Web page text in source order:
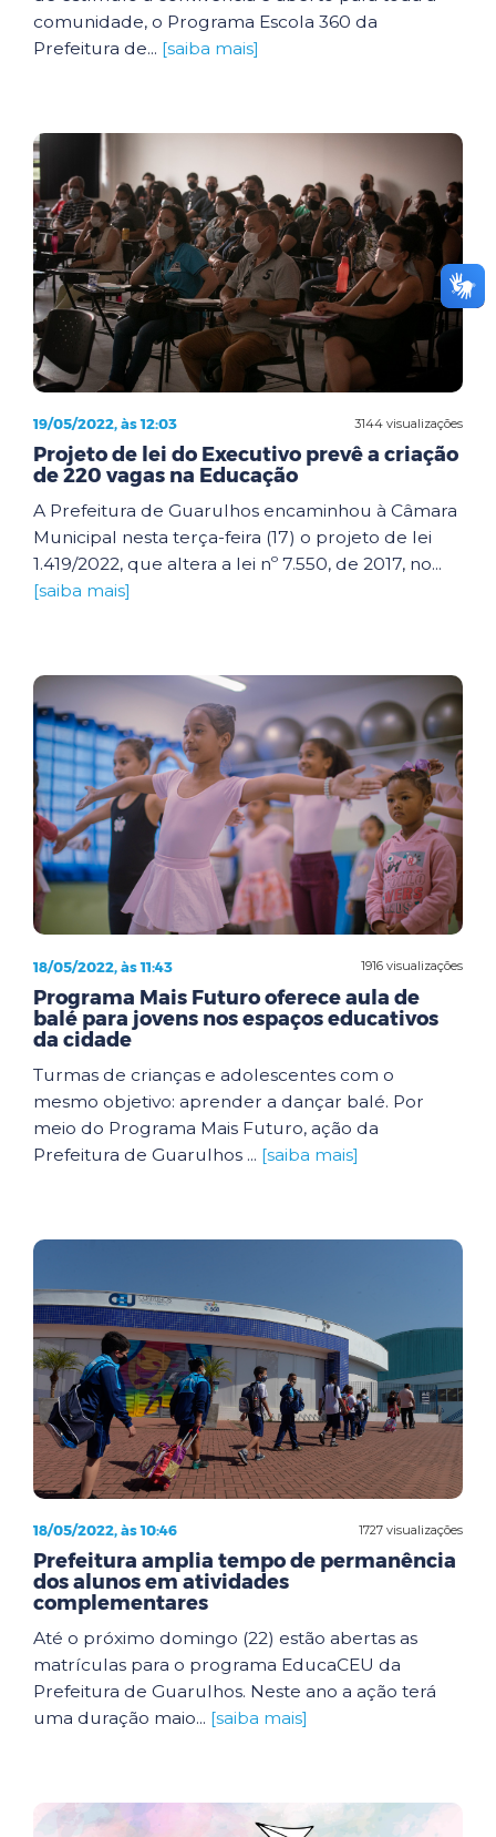
comunidade, o Programa Escola 360 da
Prefeitura de... [saiba mais]
3144 visualizações
19/05/2022, às 12:03
Projeto de lei do Executivo prevê a criação
de 220 vagas na Educação
A Prefeitura de Guarulhos encaminhou à Câmara
Municipal nesta terça-feira (17) o projeto de lei
1.419/2022, que altera a lei nº 7.550, de 2017, no...
[saiba mais]
1916 visualizações
18/05/2022, às 11:43
Programa Mais Futuro oferece aula de
balé para jovens nos espaços educativos
da cidade
Turmas de crianças e adolescentes com o
mesmo objetivo: aprender a dançar balé. Por
meio do Programa Mais Futuro, ação da
Prefeitura de Guarulhos ... [saiba mais]
1727 visualizações
18/05/2022, às 10:46
Prefeitura amplia tempo de permanência
dos alunos em atividades
complementares
Até o próximo domingo (22) estão abertas as
matrículas para o programa EducaCEU da
Prefeitura de Guarulhos. Neste ano a ação terá
uma duração maio... [saiba mais]